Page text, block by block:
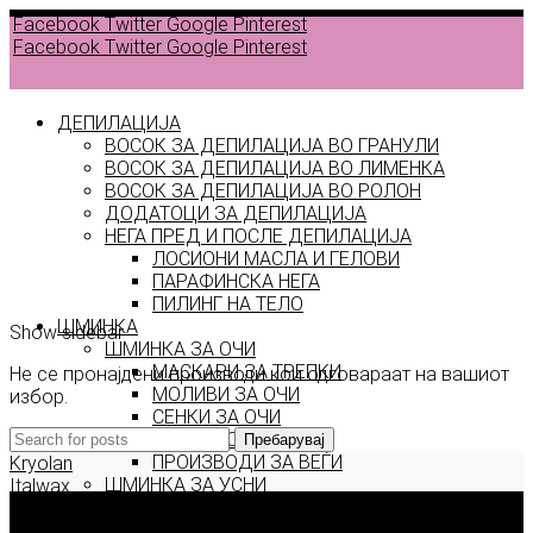
Facebook Twitter Google Pinterest
Facebook Twitter Google Pinterest
ДЕПИЛАЦИЈА
ВОСОК ЗА ДЕПИЛАЦИЈА ВО ГРАНУЛИ
ВОСОК ЗА ДЕПИЛАЦИЈА ВО ЛИМЕНКА
ВОСОК ЗА ДЕПИЛАЦИЈА ВО РОЛОН
ДОДАТОЦИ ЗА ДЕПИЛАЦИЈА
НЕГА ПРЕД И ПОСЛЕ ДЕПИЛАЦИЈА
ЛОСИОНИ МАСЛА И ГЕЛОВИ
ПАРАФИНСКА НЕГА
ПИЛИНГ НА ТЕЛО
ШМИНКА
ШМИНКА ЗА ОЧИ
МАСКАРИ ЗА ТРЕПКИ
МОЛИВИ ЗА ОЧИ
СЕНКИ ЗА ОЧИ
ТУШ ЗА ОЧИ
ПРОИЗВОДИ ЗА ВЕЃИ
ШМИНКА ЗА УСНИ
products
Show sidebar
Не се пронајдени производи кои одговараат на вашиот
избор.
Пребарувај
Kryolan
Italwax